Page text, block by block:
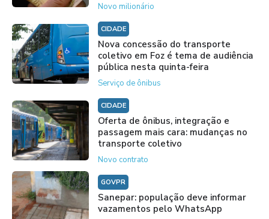
Novo milionário
CIDADE
Nova concessão do transporte
coletivo em Foz é tema de audiência
pública nesta quinta-feira
Serviço de ônibus
CIDADE
Oferta de ônibus, integração e
passagem mais cara: mudanças no
transporte coletivo
Novo contrato
GOVPR
Sanepar: população deve informar
vazamentos pelo WhatsApp